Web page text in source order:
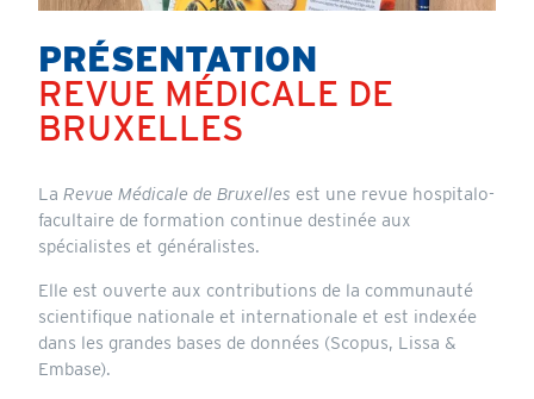
Titre
PRÉSENTATION
REVUE MÉDICALE DE
BRUXELLES
Header
La Revue Médicale de Bruxelles est une revue hospitalo-
facultaire de formation continue destinée aux
spécialistes et généralistes.
Elle est ouverte aux contributions de la communauté
scientifique nationale et internationale et est indexée
dans les grandes bases de données (Scopus, Lissa &
Embase).